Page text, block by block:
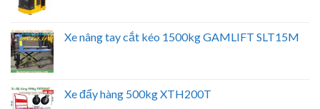
Xe nâng tay cắt kéo 1500kg GAMLIFT SLT15M
Xe đẩy hàng 500kg XTH200T